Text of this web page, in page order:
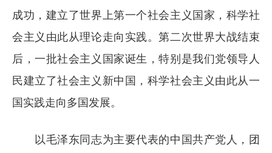
成功，建立了世界上第一个社会主义国家，科学社
会主义由此从理论走向实践。第二次世界大战结束
后，一批社会主义国家诞生，特别是我们党领导人
民建立了社会主义新中国，科学社会主义由此从一
国实践走向多国发展。
以毛泽东同志为主要代表的中国共产党人，团